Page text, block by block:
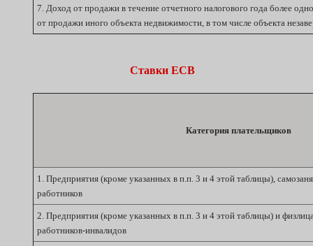
7. Доход от продажи в течение отчетного налогового года более
от продажи иного объекта недвижимости, в том числе объекта
Ставки ЕСВ
Категория плательщиков
1. Предприятия (кроме указанных в п.п. 3 и 4 этой таблицы),
работников
2. Предприятия (кроме указанных в п.п. 3 и 4 этой таблицы) и
работников-инвалидов